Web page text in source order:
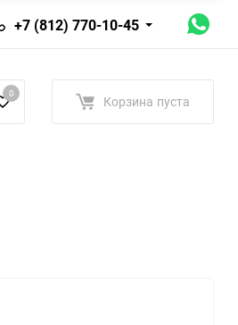
+7 (812) 770-10-45
0 Корзина пуста